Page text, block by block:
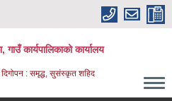
कार्यपालिकाको कार्यालय
दिगोपन : समृद्ध, सुसंस्कृत शहिद